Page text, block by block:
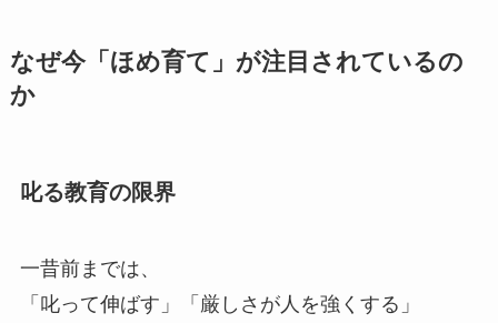
なぜ今「ほめ育て」が注目されているの
か
叱る教育の限界
一昔前までは、
「叱って伸ばす」「厳しさが人を強くする」